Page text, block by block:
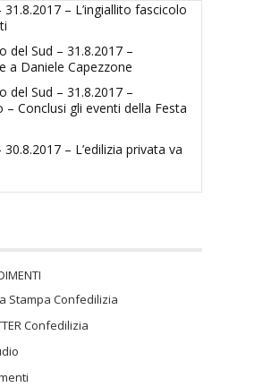
31.8.2017 – L’ingiallito fascicolo
del Sud – 31.8.2017 –
a Daniele Capezzone
del Sud – 31.8.2017 –
– Conclusi gli eventi della Festa
– L’edilizia privata va
Stampa Confedilizia
Confedilizia